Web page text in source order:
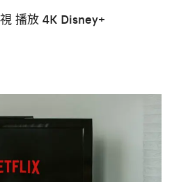
播放 4K Disney+